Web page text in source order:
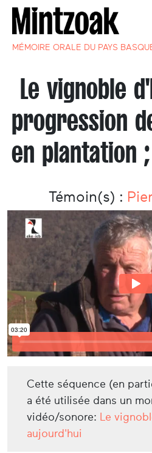
MÉMOIRE ORALE DU PAYS
Le vignoble
progression
en plantation
Témoin(s) :
Cette séquence (en
a été utilisée dans un
vidéo/sonore: Le
aujourd'hui